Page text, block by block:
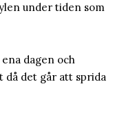
under tiden som
dagen och
då det går att sprida